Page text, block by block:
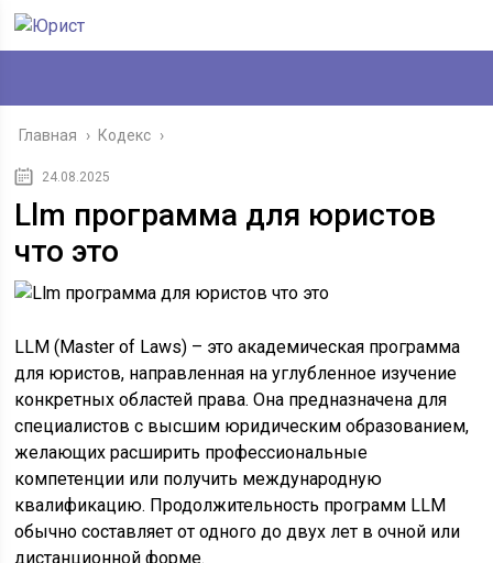
Главная › Кодекс ›
24.08.2025
Llm программа для юристов
что это
LLM (Master of Laws) – это академическая программа
для юристов, направленная на углубленное изучение
конкретных областей права. Она предназначена для
специалистов с высшим юридическим образованием,
желающих расширить профессиональные
компетенции или получить международную
квалификацию. Продолжительность программ LLM
обычно составляет от одного до двух лет в очной или
дистанционной форме.